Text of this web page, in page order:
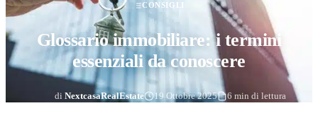
CONSIGLI
Glossario immobiliare: i termini
essenziali da conoscere
di NextcasaRealEstate 19 Ottobre 2025 6 min di lettura